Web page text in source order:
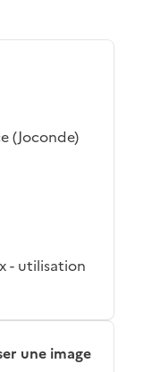
(Joconde)
- utilisation
une image